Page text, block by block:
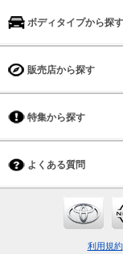
ボディタイプから探す
販売店から探す
特集から探す
よくある質問
利用規約